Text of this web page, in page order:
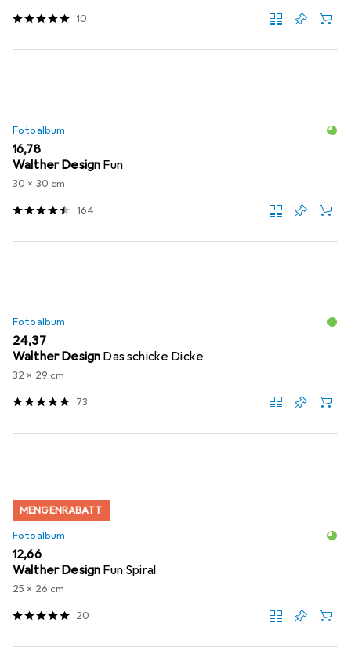
10
Fotoalbum
EUR
16,78
Walther Design Fun
30 x 30 cm
164
Fotoalbum
EUR
24,37
Walther Design Das schicke Dicke
32 x 29 cm
73
MENGENRABATT
Fotoalbum
EUR
12,66
Walther Design Fun Spiral
25 x 26 cm
20